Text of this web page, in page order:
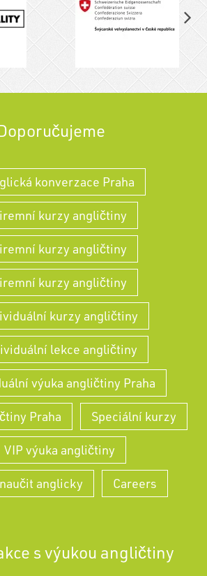
konverzace Praha
kurzy angličtiny
kurzy angličtiny
kurzy angličtiny
kurzy angličtiny
lekce angličtiny
výuka angličtiny Praha
Praha Speciální kurzy
VIP výuka angličtiny
anglicky Careers
s výukou angličtiny